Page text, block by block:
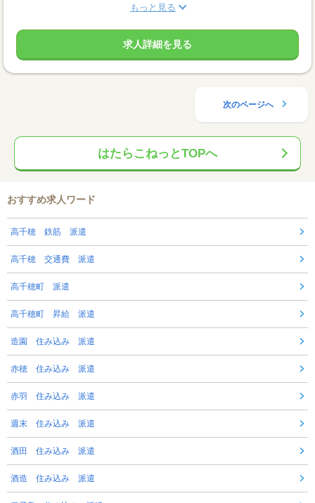
もっと見る
求人詳細を見る
次のページへ
はたらこねっとTOPへ
おすすめ求人ワード
高千穂 鉄筋 派遣
高千穂 交通費 派遣
高千穂町 派遣
高千穂町 昇給 派遣
造園 住み込み 派遣
赤穂 住み込み 派遣
赤羽 住み込み 派遣
週末 住み込み 派遣
酒田 住み込み 派遣
酒造 住み込み 派遣